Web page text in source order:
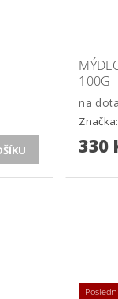
100G
na
Značka:
330